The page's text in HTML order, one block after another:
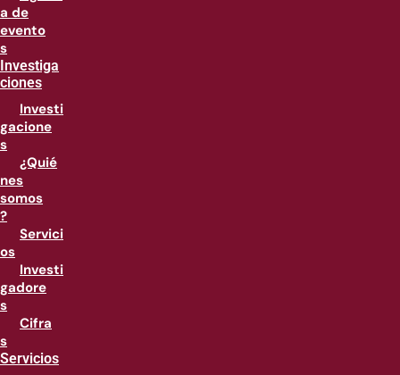
a de
evento
s
Investiga
ciones
Investi
gacione
s
¿Quié
nes
somos
?
Servici
os
Investi
gadore
s
Cifra
s
Servicios